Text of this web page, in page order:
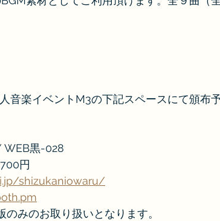
音楽イベントM3の下記スペースにて頒布予
WEB黒-028
円
shizukaniowaru/
みのお取り扱いとなります。